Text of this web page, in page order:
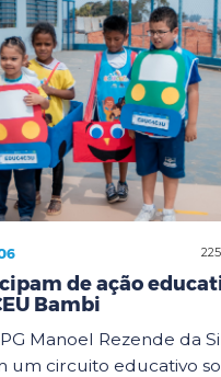
de ação
Bambi
Manoel Rezende da
um circuito educativo